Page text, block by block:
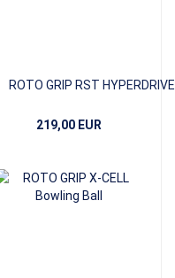
ROTO GRIP RST HYPERDRIVE
219,00 EUR